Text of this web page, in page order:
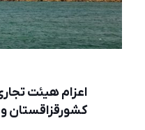
اعزام هیئت
کشورقزاقستان و